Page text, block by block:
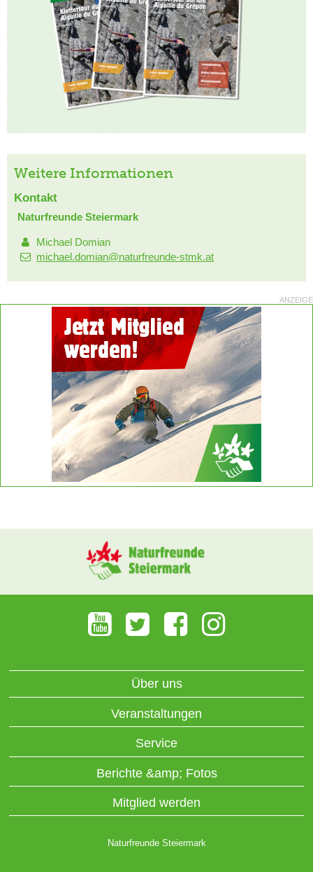
Weitere Informationen
Kontakt
Naturfreunde Steiermark
Michael Domian
michael.domian@naturfreunde-stmk.at
ANZEIGE
Über uns
Veranstaltungen
Service
Berichte &amp; Fotos
Mitglied werden
Naturfreunde Steiermark